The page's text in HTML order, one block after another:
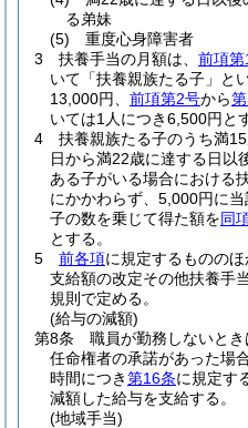
る弟妹
(5)
重度心身障害者
3
扶養手当の月額は、 前項第
いて「扶養親族たる子」と
13,000円、 前項第2号から
いては1人につき6,500円と
4
扶養親族たる子のうち満
日から満22歳に達する日以
ある子がいる場合における
にかかわらず、5,000円に
子の数を乗じて得た額を同
とする。
5
前各項に規定するものの
支給額の改定その他扶養手
規則で定める。
(給与の減額)
第8条
職員が勤務しないと
任命権者の承諾があった場
時間につき第16条に規定す
減額した給与を支給する。
(地域手当)